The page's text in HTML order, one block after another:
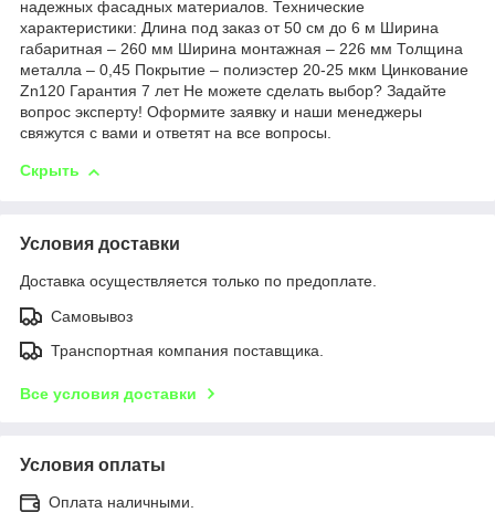
надежных фасадных материалов. Технические
характеристики: Длина под заказ от 50 см до 6 м Ширина
габаритная – 260 мм Ширина монтажная – 226 мм Толщина
металла – 0,45 Покрытие – полиэстер 20-25 мкм Цинкование
Zn120 Гарантия 7 лет Не можете сделать выбор? Задайте
вопрос эксперту! Оформите заявку и наши менеджеры
свяжутся с вами и ответят на все вопросы.
Скрыть
Условия доставки
Доставка осуществляется только по предоплате.
Самовывоз
Транспортная компания поставщика.
Все условия доставки
Условия оплаты
Оплата наличными.